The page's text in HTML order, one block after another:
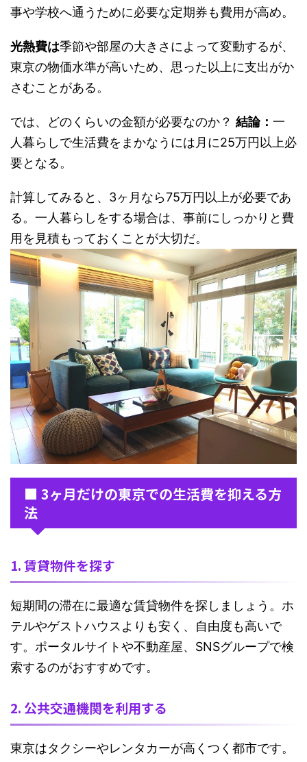
事や学校へ通うために必要な定期券も費用が高め。
光熱費は季節や部屋の大きさによって変動するが、
東京の物価水準が高いため、思った以上に支出がか
さむことがある。
では、どのくらいの金額が必要なのか？ 結論： 一
人暮らしで生活費をまかなうには月に25万円以上必
要となる。
計算してみると、3ヶ月なら75万円以上が必要であ
る。一人暮らしをする場合は、事前にしっかりと費
用を見積もっておくことが大切だ。
■ 3ヶ月だけの東京での生活費を抑える方
法
1. 賃貸物件を探す
短期間の滞在に最適な賃貸物件を探しましょう。ホ
テルやゲストハウスよりも安く、自由度も高いで
す。ポータルサイトや不動産屋、SNSグループで検
索するのがおすすめです。
2. 公共交通機関を利用する
東京はタクシーやレンタカーが高くつく都市です。